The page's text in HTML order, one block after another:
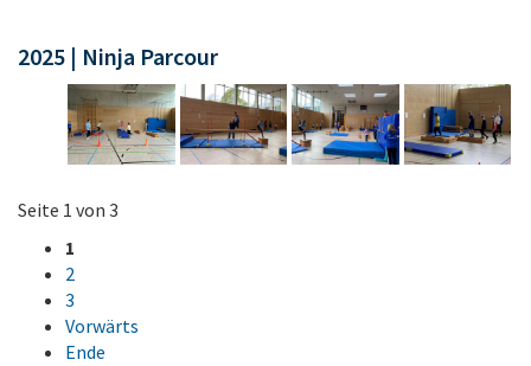
2025 | Ninja Parcour
Seite 1 von 3
1
2
3
Vorwärts
Ende